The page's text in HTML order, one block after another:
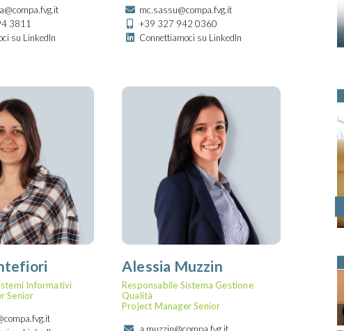
3811
su LinkedIn
mc.sassu@compa.fvg.it
+39 327 942 0360
Connettiamoci su LinkedIn
Informativi
Senior
Alessia Muzzin
Responsabile Sistema Gestione
Qualità
Project Manager Senior